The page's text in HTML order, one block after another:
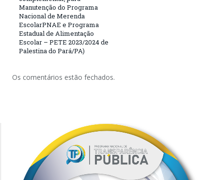
Manutenção do Programa
Nacional de Merenda
EscolarPNAE e Programa
Estadual de Alimentação
Escolar – PETE 2023/2024 de
Palestina do Pará/PA)
Os comentários estão fechados.